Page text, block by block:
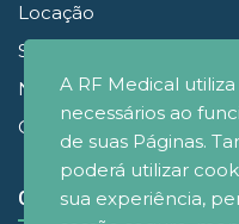
Locação
Simuladores
Noticias
Contato
CONECTE-SE
A RF Medical
necessários ao
de suas Páginas.
poderá utilizar
sua experiência,